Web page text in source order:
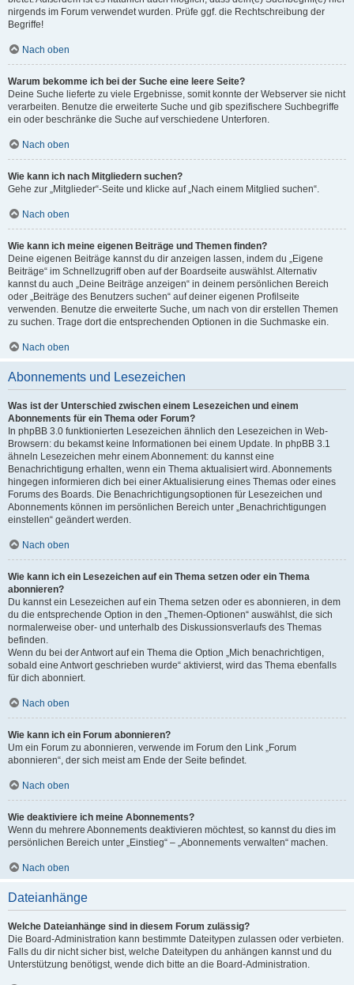
nirgends im Forum verwendet wurden. Prüfe ggf. die Rechtschreibung der
Begriffe!
Nach oben
Warum bekomme ich bei der Suche eine leere Seite?
Deine Suche lieferte zu viele Ergebnisse, somit konnte der Webserver sie nicht
verarbeiten. Benutze die erweiterte Suche und gib spezifischere Suchbegriffe
ein oder beschränke die Suche auf verschiedene Unterforen.
Nach oben
Wie kann ich nach Mitgliedern suchen?
Gehe zur „Mitglieder“-Seite und klicke auf „Nach einem Mitglied suchen“.
Nach oben
Wie kann ich meine eigenen Beiträge und Themen finden?
Deine eigenen Beiträge kannst du dir anzeigen lassen, indem du „Eigene
Beiträge“ im Schnellzugriff oben auf der Boardseite auswählst. Alternativ
kannst du auch „Deine Beiträge anzeigen“ in deinem persönlichen Bereich
oder „Beiträge des Benutzers suchen“ auf deiner eigenen Profilseite
verwenden. Benutze die erweiterte Suche, um nach von dir erstellen Themen
zu suchen. Trage dort die entsprechenden Optionen in die Suchmaske ein.
Nach oben
Abonnements und Lesezeichen
Was ist der Unterschied zwischen einem Lesezeichen und einem
Abonnements für ein Thema oder Forum?
In phpBB 3.0 funktionierten Lesezeichen ähnlich den Lesezeichen in Web-
Browsern: du bekamst keine Informationen bei einem Update. In phpBB 3.1
ähneln Lesezeichen mehr einem Abonnement: du kannst eine
Benachrichtigung erhalten, wenn ein Thema aktualisiert wird. Abonnements
hingegen informieren dich bei einer Aktualisierung eines Themas oder eines
Forums des Boards. Die Benachrichtigungsoptionen für Lesezeichen und
Abonnements können im persönlichen Bereich unter „Benachrichtigungen
einstellen“ geändert werden.
Nach oben
Wie kann ich ein Lesezeichen auf ein Thema setzen oder ein Thema
abonnieren?
Du kannst ein Lesezeichen auf ein Thema setzen oder es abonnieren, in dem
du die entsprechende Option in den „Themen-Optionen“ auswählst, die sich
normalerweise ober- und unterhalb des Diskussionsverlaufs des Themas
befinden.
Wenn du bei der Antwort auf ein Thema die Option „Mich benachrichtigen,
sobald eine Antwort geschrieben wurde“ aktivierst, wird das Thema ebenfalls
für dich abonniert.
Nach oben
Wie kann ich ein Forum abonnieren?
Um ein Forum zu abonnieren, verwende im Forum den Link „Forum
abonnieren“, der sich meist am Ende der Seite befindet.
Nach oben
Wie deaktiviere ich meine Abonnements?
Wenn du mehrere Abonnements deaktivieren möchtest, so kannst du dies im
persönlichen Bereich unter „Einstieg“ – „Abonnements verwalten“ machen.
Nach oben
Dateianhänge
Welche Dateianhänge sind in diesem Forum zulässig?
Die Board-Administration kann bestimmte Dateitypen zulassen oder verbieten.
Falls du dir nicht sicher bist, welche Dateitypen du anhängen kannst und du
Unterstützung benötigst, wende dich bitte an die Board-Administration.